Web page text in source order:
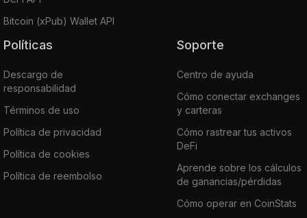
Bitcoin (xPub) Wallet API
Políticas
Descargo de
responsabilidad
Términos de uso
Política de privacidad
Política de cookies
Política de reembolso
Soporte
Centro de ayuda
Cómo conectar exchanges
y carteras
Cómo rastrear tus activos
DeFi
Aprende sobre los cálculos
de ganancias/pérdidas
Cómo operar en CoinStats